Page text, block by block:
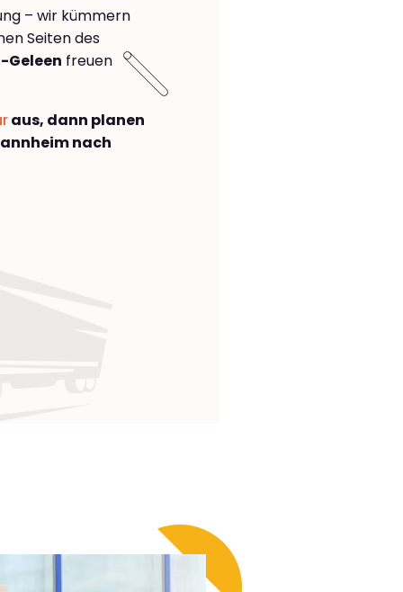
– wir kümmern
Seiten des
Geleen freuen
aus, dann planen
nach